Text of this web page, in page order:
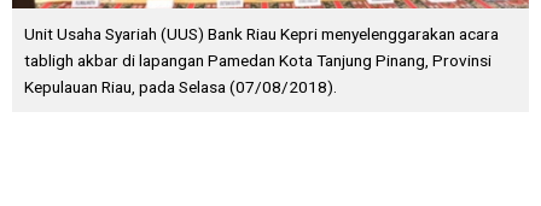
Unit Usaha Syariah (UUS) Bank Riau Kepri menyelenggarakan acara
tabligh akbar di lapangan Pamedan Kota Tanjung Pinang, Provinsi
Kepulauan Riau, pada Selasa (07/08/2018).